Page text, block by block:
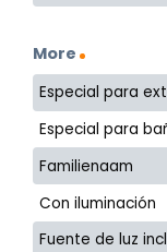
More
Especial para
Especial para
Familienaam
Con iluminación
Fuente de luz